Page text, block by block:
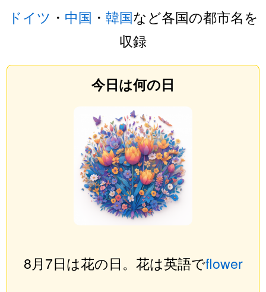
ドイツ ・ 中国 ・ 韓国など各国の都市名を
収録
今日は何の日
8月7日は花の日。花は英語でflower